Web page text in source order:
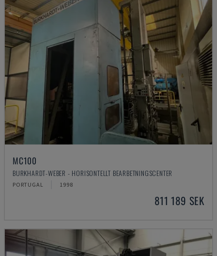
MC100
BURKHARDT-WEBER - HORISONTELLT BEARBETNINGSCENTER
PORTUGAL 1998
811 189 SEK